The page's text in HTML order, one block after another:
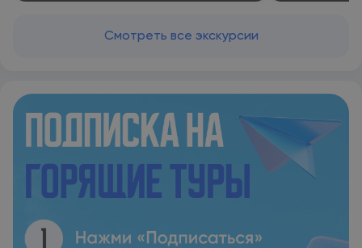
находится в 46 км.
Смотреть все экскурсии